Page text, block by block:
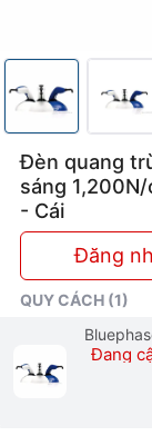
Đèn quang
sáng
- Cái
Đăng
QUY CÁCH (1)
Đang